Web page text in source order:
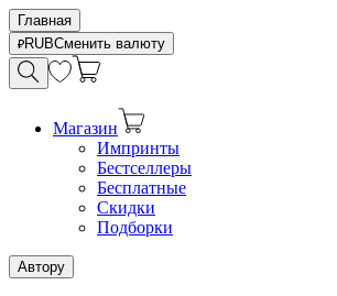
Главная
RUBСменить валюту
Магазин
Импринты
Бестселлеры
Бесплатные
Скидки
Подборки
Автору